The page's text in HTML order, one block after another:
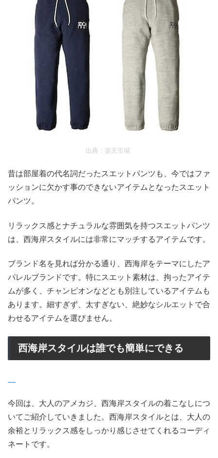
出典： 楽天市場
昔は部屋着の代名詞だったスエットパンツも、今ではファ
ッションに欠かす事のできないアイテムとなったスエット
パンツ。
リラックス感とナチュラルな雰囲気を持つスエットパンツ
は、西海岸スタイルには非常にマッチするアイテムです。
ブランド名を見れば分かる通り、西海岸をテーマにしたア
パレルブランドです。特にスエット素材は、拘ったアイテ
ムが多く、チャンピオンなどとも別注しているアイテムも
あります。細すぎず、太すぎない、絶妙なシルエットで合
わせるアイテムを選びません。
西海岸スタイルは誰でも簡単にできる
今回は、大人のアメカジ、西海岸スタイルの着こなしにつ
いてご紹介していきました。西海岸スタイルとは、大人の
余裕とリラックス感をしっかり感じさせてくれるコーディ
ネートです。